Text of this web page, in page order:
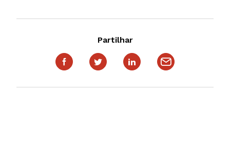
Partilhar